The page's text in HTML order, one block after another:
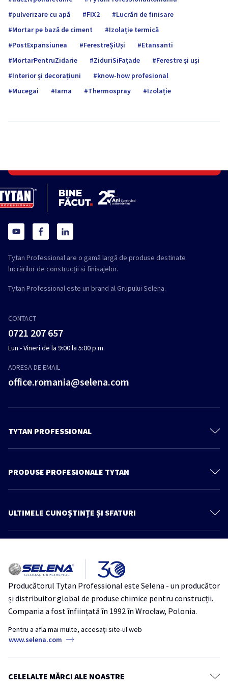
pulverizare cu apă
FIX2
Lucrări de finisare
Mortar pe bază de ciment
Izolație termică
PostExpansiunea
FerestreȘiUși
Etansanti
MortarPentruZidarie
ZiduriSiFațade
Ferestre și uși
Interior și decorațiuni
know-how profesional
Mucegai
Iarna Thermospray Izolație
Tytan Professional are o gamă largă de produse destinate
lucrărilor de construcții si finisajelor.
Tytan Professional este un brand al Grupului Selena.
CONTACT
0721 207 657
Lun - Vineri de la 9:00 la 5:00 p.m.
ADRESA DE EMAIL
office.romania@selena.com
TYTAN PROFESSIONAL
Contactează-ne
Cunoștințe și sfaturi
PRODUSE PROFESIONALE TYTAN
Spume Adezivi
Produse pentru lemn
Benzi
Ancore Chimice
Tytan Industrie
ULTIMELE CUNOȘTINȚE ȘI SFATURI
Mai multe articole
inovator
THERMOSPRAY LOW-MDI – Ideal pentru proiecte mici de izolație și
refacerea izolației existente
Izolație Thermospray TytanProfessional
18 mituri despre siliconi și etanșanți acrilici
Bune practici pentru utilizarea spumei poliuretanice în sezonul rece
SpumăPoliuretanică
Producătorul Tytan Professional este Selena - un producător
și distribuitor global de produse chimice pentru construcții.
Compania a fost înființată în 1992 în Wrocław, Polonia.
Pentru a afla mai multe, accesați site-ul web
www.selena.com
CELELALTE MĂRCI ALE NOASTRE